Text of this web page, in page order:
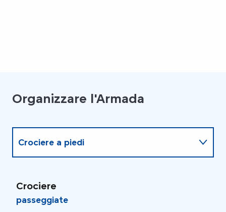
Organizzare l'Armada
Crociere a piedi
Crociera con cena
Crociere
passeggiate